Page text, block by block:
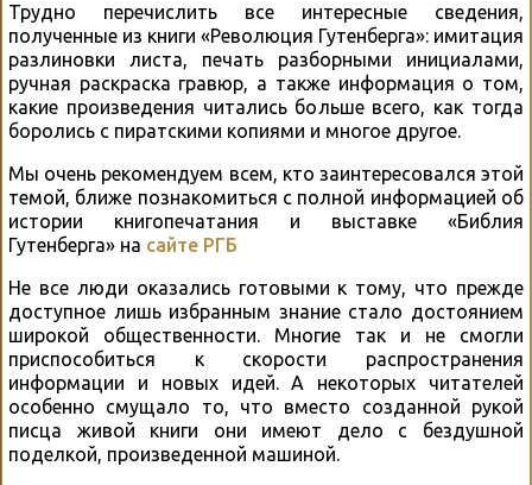
Трудно перечислить все интересные сведения,
полученные из книги «Революция Гутенберга»: имитация
разлиновки листа, печать разборными инициалами,
ручная раскраска гравюр, а также информация о том,
какие произведения читались больше всего, как тогда
боролись с пиратскими копиями и многое другое.
Мы очень рекомендуем всем, кто заинтересовался этой
темой, ближе познакомиться с полной информацией об
истории книгопечатания и выставке «Библия
Гутенберга» на сайте РГБ
Не все люди оказались готовыми к тому, что прежде
доступное лишь избранным знание стало достоянием
широкой общественности. Многие так и не смогли
приспособиться к скорости распространения
информации и новых идей. А некоторых читателей
особенно смущало то, что вместо созданной рукой
писца живой книги они имеют дело с бездушной
поделкой, произведенной машиной.